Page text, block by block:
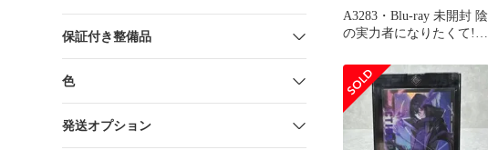
保証付き整備品
色
発送オプション
A3283・Blu-ray 未開封 陰
の実力者になりたくて!
産特典